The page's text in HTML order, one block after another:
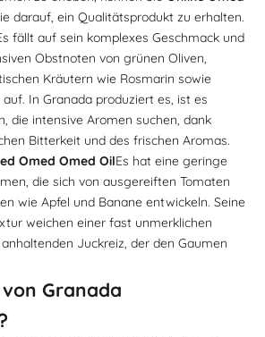
darauf, ein Qualitätsprodukt zu erhalten.
fällt auf sein komplexes Geschmack und
Obstnoten von grünen Oliven,
Kräutern wie Rosmarin sowie
In Granada produziert es, ist es
die intensive Aromen suchen, dank
Bitterkeit und des frischen Aromas.
Omed Omed OilEs hat eine geringe
die sich von ausgereiften Tomaten
wie Apfel und Banane entwickeln. Seine
weichen einer fast unmerklichen
Juckreiz, der den Gaumen
Granada